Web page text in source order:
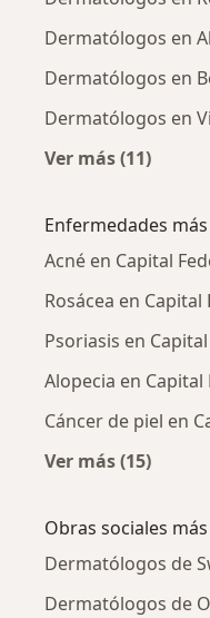
Dermatólogos en
Dermatólogos en
Dermatólogos en
Ver más (11)
Enfermedades
Acné en Capital
Rosácea en Capital
Psoriasis en
Alopecia en Capital
Cáncer de piel en
Ver más (15)
Obras sociales
Dermatólogos de
Dermatólogos de